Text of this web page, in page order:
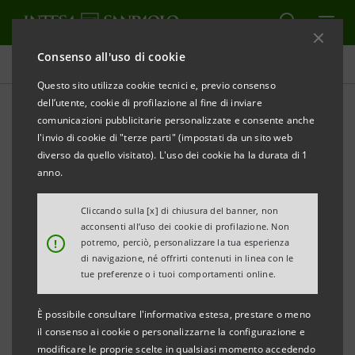
Consenso all'uso di cookie
Questo sito utilizza cookie tecnici e, previo consenso
dell’utente, cookie di profilazione al fine di inviare
comunicazioni pubblicitarie personalizzate e consente anche
l'invio di cookie di "terze parti" (impostati da un sito web
diverso da quello visitato). L'uso dei cookie ha la durata di 1
anno.
!
Cliccando sulla [x] di chiusura del banner, non
acconsenti all’uso dei cookie di profilazione. Non
potremo, perciò, personalizzare la tua esperienza
di navigazione, né offrirti contenuti in linea con le
tue preferenze o i tuoi comportamenti online.
È possibile consultare l'informativa estesa, prestare o meno
il consenso ai cookie o personalizzarne la configurazione e
modificare le proprie scelte in qualsiasi momento accedendo
Comunicati stampa
STAMPA AGGIORNA
LAZIO: SCENARI E TREND ECONOMICI DEI DISTRETTI
INDUSTRIALI
Nel 2022 si stima un pieno recupero del Pil ai
livelli pre-Covid
Seconda regione italiana per startup innovative
Tra le prime regioni italiane per digitalizzazione